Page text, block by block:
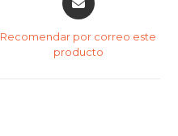
Recomendar por correo este
producto